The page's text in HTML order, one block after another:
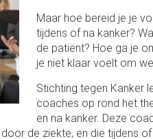
Maar hoe bereid je je
tijdens of na kanker?
de patiënt? Hoe ga je
je niet klaar voelt om
Stichting tegen Kanker
coaches op rond het
en na kanker. Deze
de ziekte, en die tijdens